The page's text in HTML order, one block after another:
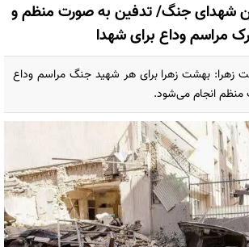
شهدای جنگ/ تدفین به صورت منظم و
مراسم وداع برای شهدا
زهرا: بهشت زهرا برای هر شهید جنگ مراسم وداع
منظم انجام می‌شود.